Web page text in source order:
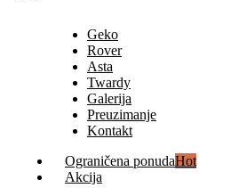
Geko
Rover
Asta
Twardy
Galerija
Preuzimanje
Kontakt
Ograničena ponudaHot
Akcija